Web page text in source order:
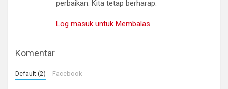
perbaikan. Kita tetap berharap.
Log masuk untuk Membalas
Komentar
Default (2) Facebook